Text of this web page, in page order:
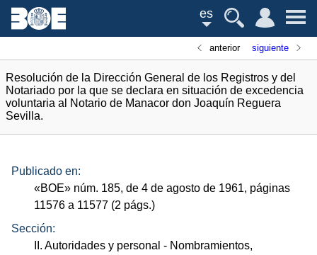
es
anterior siguiente
Resolución de la Dirección General de los Registros y del
Notariado por la que se declara en situación de excedencia
voluntaria al Notario de Manacor don Joaquín Reguera
Sevilla.
Publicado en:
«BOE» núm. 185, de 4 de agosto de 1961, páginas
11576 a 11577 (2 págs.)
Sección:
II. Autoridades y personal - Nombramientos,